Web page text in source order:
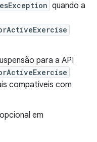
quando a
para a API
compatíveis com
em